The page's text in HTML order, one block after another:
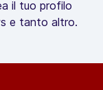
il tuo profilo
e tanto altro.